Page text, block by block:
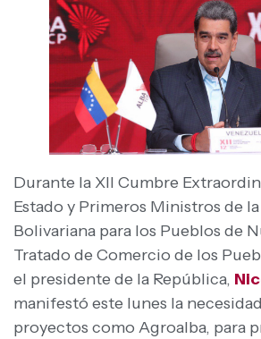
Durante la XII Cumbre
Estado y Primeros Ministros de
Bolivariana para los Pueblos de
Tratado de Comercio de los
el presidente de la República,
manifestó este lunes la
proyectos como Agroalba, para